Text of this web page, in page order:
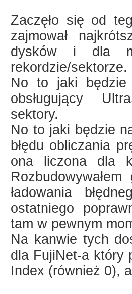
Zaczęło się od
zajmował
dysków i dla
rekordzie/sektorze.
No to jaki będzie
obsługujący
sektory.
No to jaki będzie
błędu obliczania
ona liczona dla
ładowania
ostatniego
tam w pewnym
Na kanwie tych
dla FujiNet-a który
Index (również 0),